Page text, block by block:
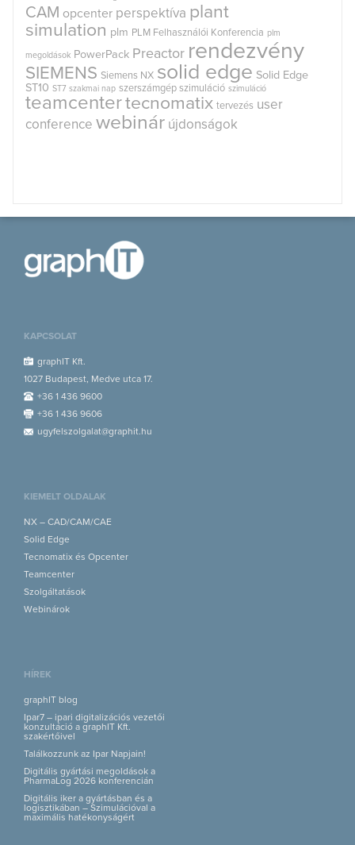
CAM opcenter perspektíva plant
simulation plm PLM Felhasználói Konferencia plm
megoldások PowerPack Preactor rendezvény
SIEMENS Siemens NX solid edge Solid Edge
ST10 ST7 szakmai nap szerszámgép szimuláció szimuláció
teamcentertecnomatix tervezés user
conference webinár újdonságok
KAPCSOLAT
graphIT Kft.
1027 Budapest, Medve utca 17.
+36 1 436 9600
+36 1 436 9606
ugyfelszolgalat@graphit.hu
KIEMELT OLDALAK
NX – CAD/CAM/CAE
Solid Edge
Tecnomatix és Opcenter
Teamcenter
Szolgáltatások
Webinárok
HÍREK
graphIT blog
Ipar7 – ipari digitalizációs vezetői
konzultáció a graphIT Kft.
szakértőivel
Találkozzunk az Ipar Napjain!
Digitális gyártási megoldások a
PharmaLog 2026 konferencián
Digitális iker a gyártásban és a
logisztikában – Szimulációval a
maximális hatékonyságért